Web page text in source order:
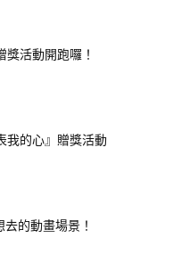
活動開跑囉！
我的心』贈獎活動
的動畫場景！